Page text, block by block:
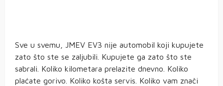
Sve u svemu, JMEV EV3 nije automobil koji kupujete
zato što ste se zaljubili. Kupujete ga zato što ste
sabrali. Koliko kilometara prelazite dnevno. Koliko
plaćate gorivo. Koliko košta servis. Koliko vam znači